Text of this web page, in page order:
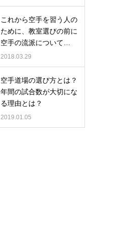
これから空手を習う人の
ために、教室選びの前に
空手の流派について…
2018.03.29
空手道場の選び方とは？
年間の試合数が大切にな
る理由とは？
2019.01.05